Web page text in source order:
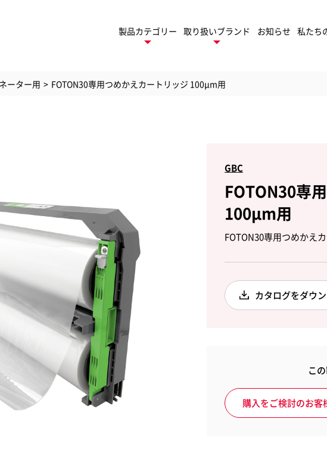
製品カテゴリー
PC・モバイル
アクセサリー
ゲーム周辺機器 ファ
収納用品
取り扱いブランド
GBCプリントフィニッシング
ソリューション
TruSens
トゥルーセンス
Derwent
ダーウェント
お知らせ 私たち
ーター用 FOTON30専用つめかえカートリッジ 100μm用
GBC
FOTON30専
100μm用
FOTON30専用つめかえ
カタログをダウ
こ
購入をご検討のお客